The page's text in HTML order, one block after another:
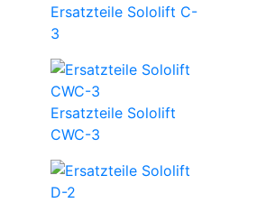
Ersatzteile Sololift C-
3
Ersatzteile Sololift
CWC-3